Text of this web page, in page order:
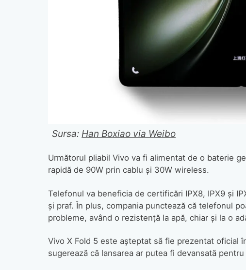
Sursa: Han Boxiao via Weibo
Următorul pliabil Vivo va fi alimentat de o baterie
rapidă de 90W prin cablu și 30W wireless.
Telefonul va beneficia de certificări IPX8, IPX9 și
și praf. În plus, compania punctează că telefonul
probleme, având o rezistență la apă, chiar și la o
Vivo X Fold 5 este așteptat să fie prezentat oficial
sugerează că lansarea ar putea fi devansată